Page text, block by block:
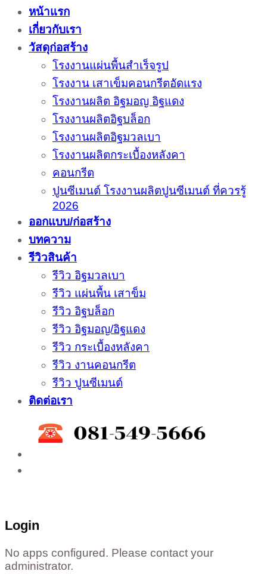
หน้าแรก
เกี่ยวกับเรา
วัสดุก่อสร้าง
โรงงานแผ่นพื้นสำเร็จรูป
โรงงาน เสาเข็มคอนกรีตอัดแรง
โรงงานผลิต อิฐมอญ อิฐแดง
โรงงานผลิตอิฐบล็อก
โรงงานผลิตอิฐมวลเบา
โรงงานผลิตกระเบื้องหลังคา
คอนกรีต
ปูนซีเมนต์ โรงงานผลิตปูนซีเมนต์ ที่ควรรู้
2026
ออกแบบ/ก่อสร้าง
บทความ
รีวิวสินค้า
รีวิว อิฐมวลเบา
รีวิว แผ่นพื้น เสาข็ม
รีวิว อิฐบล็อก
รีวิว อิฐมอญ/อิฐแดง
รีวิว กระเบื้องหลังคา
รีวิว งานคอนกรีต
รีวิว ปูนซีเมนต์
ติดต่อเรา
Login
No apps configured. Please contact your
administrator.